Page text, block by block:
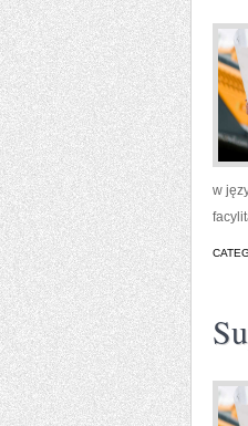
w